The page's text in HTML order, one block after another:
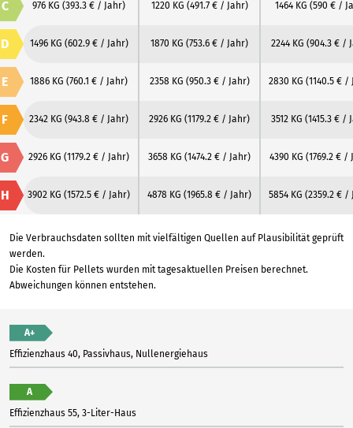
C 976 KG (393.3 € / Jahr) 1220 KG (491.7 € / Jahr) 1464 KG (590 € /
D 1496 KG (602.9 € / Jahr) 1870 KG (753.6 € / Jahr) 2244 KG (904.3 € /
E 1886 KG (760.1 € / Jahr) 2358 KG (950.3 € / Jahr) 2830 KG (1140.5 € /
F 2342 KG (943.8 € / Jahr) 2926 KG (1179.2 € / Jahr) 3512 KG (1415.3 € /
G 2926 KG (1179.2 € / Jahr) 3658 KG (1474.2 € / Jahr) 4390 KG (1769.2 € /
H 3902 KG (1572.5 € / Jahr) 4878 KG (1965.8 € / Jahr) 5854 KG (2359.2 € /
Die Verbrauchsdaten sollten mit vielfältigen Quellen auf Plausibilität geprüft
werden.
Die Kosten für Pellets wurden mit tagesaktuellen Preisen berechnet.
Abweichungen können entstehen.
A+
Effizienzhaus 40, Passivhaus, Nullenergiehaus
A
Effizienzhaus 55, 3-Liter-Haus